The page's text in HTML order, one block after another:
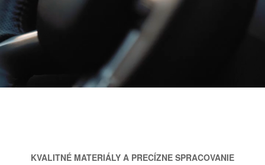
KVALITNÉ MATERIÁLY A PRECÍZNE SPRACOVANIE